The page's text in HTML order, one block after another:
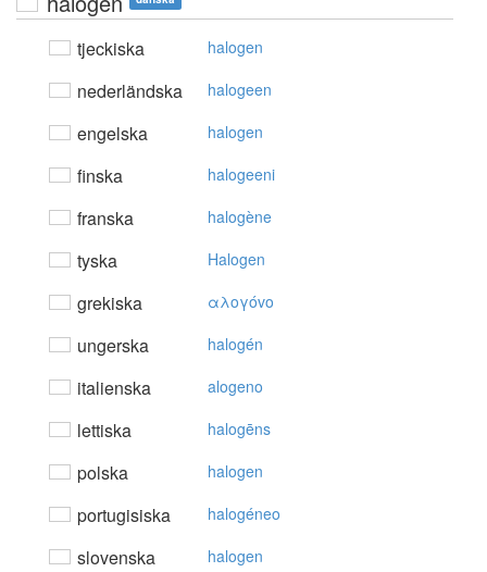
tjeckiska halogen
nederländska halogeen
engelska halogen
finska halogeeni
franska halogène
tyska Halogen
grekiska αλoγόvo
ungerska halogén
italienska alogeno
lettiska halogēns
polska halogen
portugisiska halogéneo
slovenska halogen